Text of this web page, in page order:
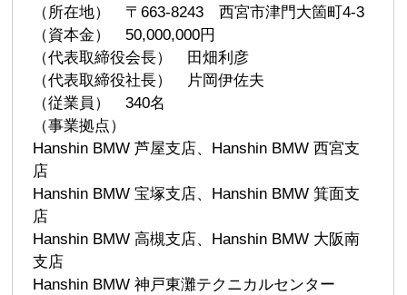
（所在地） 〒663-8243 西宮市津門大箇町4-3
（資本金） 50,000,000円
（代表取締役会長） 田畑利彦
（代表取締役社長） 片岡伊佐夫
（従業員） 340名
（事業拠点）
Hanshin BMW 芦屋支店、Hanshin BMW 西宮支
店
Hanshin BMW 宝塚支店、Hanshin BMW 箕面支
店
Hanshin BMW 高槻支店、Hanshin BMW 大阪南
支店
Hanshin BMW 神戸東灘テクニカルセンター